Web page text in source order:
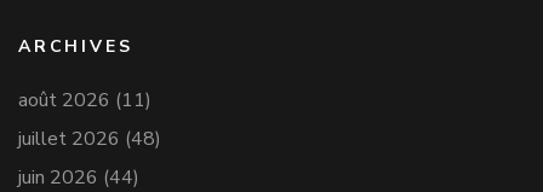
ARCHIVES
août 2026 (11)
juillet 2026 (48)
juin 2026 (44)